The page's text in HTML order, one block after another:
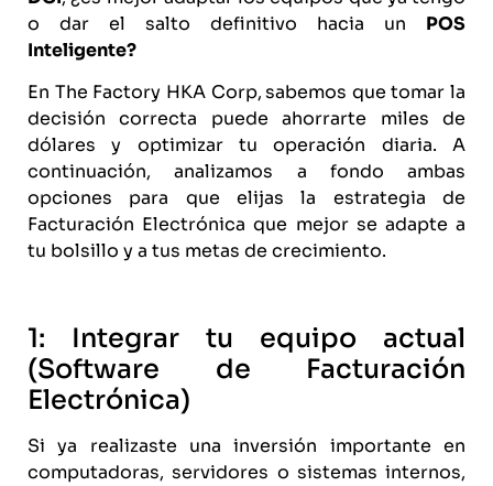
o dar el salto definitivo hacia un POS
Inteligente?
En The Factory HKA Corp,sabemos que tomar la
decisión correcta puede ahorrarte miles de
dólares y optimizar tu operación diaria. A
continuación, analizamos a fondo ambas
opciones para que elijas la estrategia de
Facturación Electrónica que mejor se adapte a
tu bolsillo y a tus metas de crecimiento.
1: Integrar tu equipo actual
(Software de Facturación
Electrónica)
Si ya realizaste una inversión importante en
computadoras, servidores o sistemas internos,